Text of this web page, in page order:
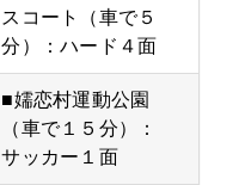
スコート（車で５
分）：ハード４面
■嬬恋村運動公園
（車で１５分）：
サッカー１面